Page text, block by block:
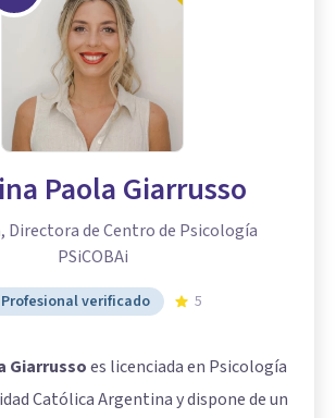
Paola Giarrusso
Directora de Centro de Psicología
PSiCOBAi
Profesional verificado 5
Giarrussoes licenciada en Psicología
Católica Argentina y dispone de un